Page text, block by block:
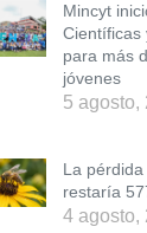
Mincyt
Científicas
para más
jóvenes
5 agosto,
La
restaría
4 agosto,